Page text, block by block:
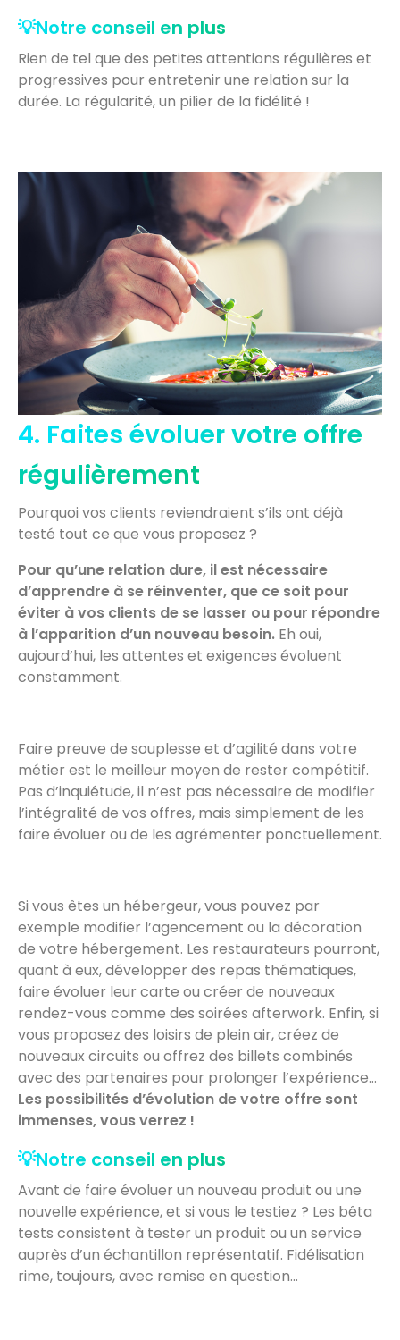
💡Notre conseil en plus
Rien de tel que des petites attentions régulières et
progressives pour entretenir une relation sur la
durée. La régularité, un pilier de la fidélité !
4. Faites évoluer votre offre
régulièrement
Pourquoi vos clients reviendraient s’ils ont déjà
testé tout ce que vous proposez ?
Pour qu’une relation dure, il est nécessaire
d’apprendre à se réinventer, que ce soit pour
éviter à vos clients de se lasser ou pour répondre
à l’apparition d’un nouveau besoin. Eh oui,
aujourd’hui, les attentes et exigences évoluent
constamment.
Faire preuve de souplesse et d’agilité dans votre
métier est le meilleur moyen de rester compétitif.
Pas d’inquiétude, il n’est pas nécessaire de modifier
l’intégralité de vos offres, mais simplement de les
faire évoluer ou de les agrémenter ponctuellement.
Si vous êtes un hébergeur, vous pouvez par
exemple modifier l’agencement ou la décoration
de votre hébergement. Les restaurateurs pourront,
quant à eux, développer des repas thématiques,
faire évoluer leur carte ou créer de nouveaux
rendez-vous comme des soirées afterwork. Enfin, si
vous proposez des loisirs de plein air, créez de
nouveaux circuits ou offrez des billets combinés
avec des partenaires pour prolonger l’expérience…
Les possibilités d’évolution de votre offre sont
immenses, vous verrez !
💡Notre conseil en plus
Avant de faire évoluer un nouveau produit ou une
nouvelle expérience, et si vous le testiez ? Les bêta
tests consistent à tester un produit ou un service
auprès d’un échantillon représentatif. Fidélisation
rime, toujours, avec remise en question…